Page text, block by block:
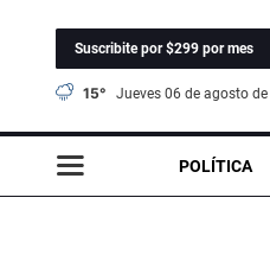
Suscribite por $299 por mes
15° jueves 06 de agosto
POLÍTICA